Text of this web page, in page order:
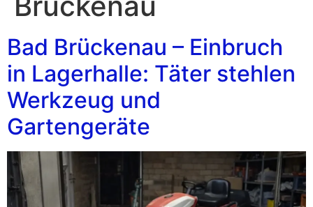
Bad Brückenau – Einbruch
in Lagerhalle: Täter stehlen
Werkzeug und
Gartengeräte